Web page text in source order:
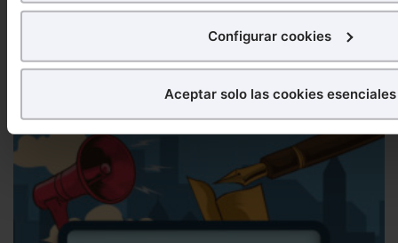
Puedesaceptarlas cookies para que tu experiencia en
aceptar solo las esencialespara denegar
También puedesconfigurarlas cookies y seleccionar
quieras permitir en tu navegador. Si no seleccionas
que sean indispensables para la navegación.
Saber más acerca de las cookies
Configurar cookies
Aceptar solo las cookies esenciales